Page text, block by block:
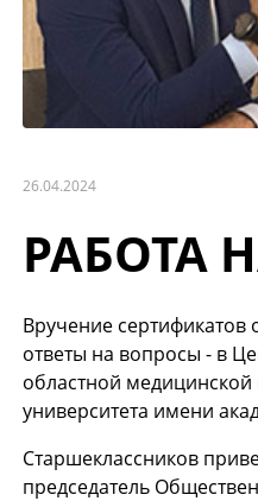
26.04.2024
РАБОТА
Вручение
ответы на вопросы - в
областной медицинской
университета имени
Старшеклассников
председатель